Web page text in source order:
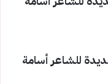
للشاعر أسامة